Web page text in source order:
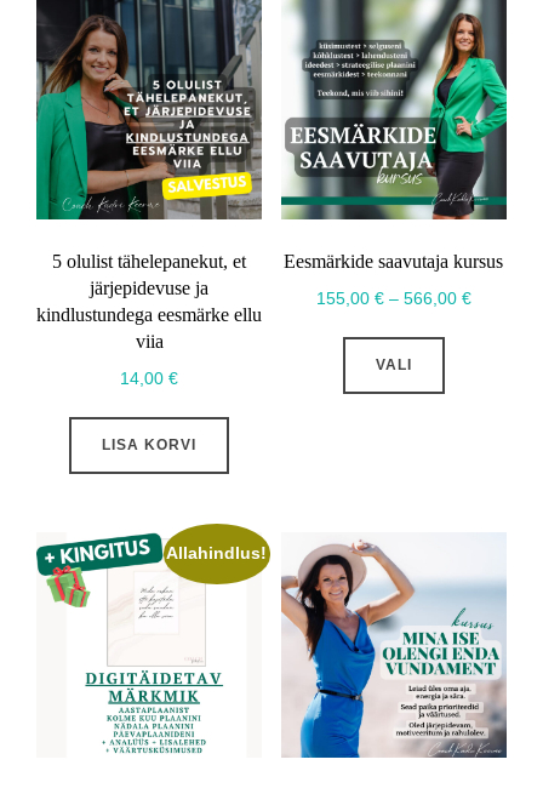
5 olulist tähelepanekut, et
järjepidevuse ja
kindlustundega eesmärke ellu
viia
14,00€
LISA KORVI
Eesmärkide saavutaja kursus
155,00 € – 566,00 €
VALI
Sellel
tootelehel.
Allahindlus!